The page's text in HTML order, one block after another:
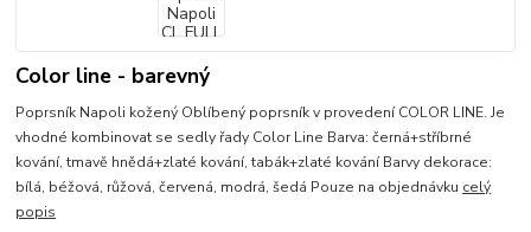
Color line - barevný
Poprsník Napoli kožený Oblíbený poprsník v provedení COLOR LINE. Je
vhodné kombinovat se sedly řady Color Line Barva: černá+stříbrné
kování, tmavě hnědá+zlaté kování, tabák+zlaté kování Barvy dekorace:
bílá, béžová, růžová, červená, modrá, šedá Pouze na objednávku celý
popis